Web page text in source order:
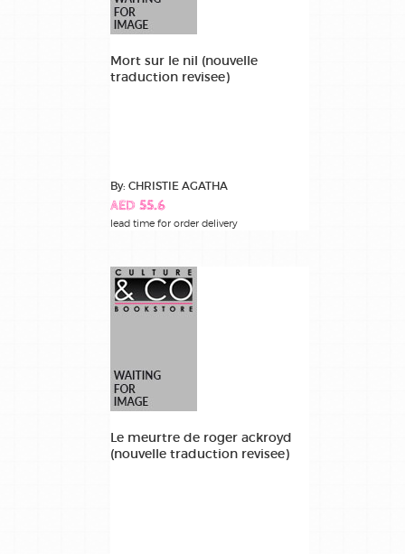
Mort sur le nil (nouvelle
traduction revisee)
By: CHRISTIE AGATHA
AED 55.6
lead time for order delivery
Le meurtre de roger ackroyd
(nouvelle traduction revisee)